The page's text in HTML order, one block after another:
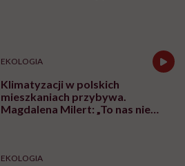
EKOLOGIA
Klimatyzacji w polskich
mieszkaniach przybywa.
Magdalena Milert: „To nas nie
EKOLOGIA